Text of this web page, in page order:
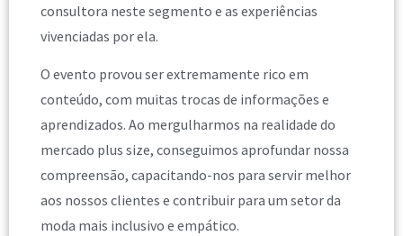
consultora neste segmento e as experiências
vivenciadas por ela.
O evento provou ser extremamente rico em
conteúdo, com muitas trocas de informações e
aprendizados. Ao mergulharmos na realidade do
mercado plus size, conseguimos aprofundar nossa
compreensão, capacitando-nos para servir melhor
aos nossos clientes e contribuir para um setor da
moda mais inclusivo e empático.